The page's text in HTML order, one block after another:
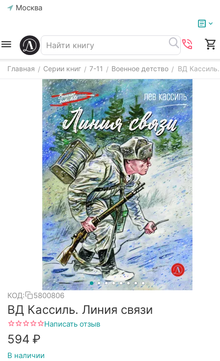
Москва
Главная / Серии книг / 7-11 / Военное детство / ВД
КОД: 5800806
ВД Кассиль. Линия связи
Написать отзыв
‍594‍ ₽
В наличии